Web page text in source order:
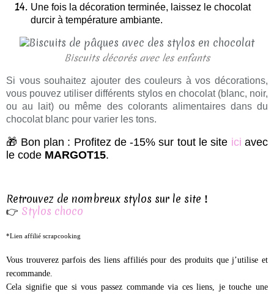
Une fois la décoration terminée, laissez le chocolat
durcir à température ambiante.
Biscuits décorés avec les enfants
Si vous souhaitez ajouter des couleurs à vos décorations,
vous pouvez utiliser différents stylos en chocolat (blanc, noir,
ou au lait) ou même des colorants alimentaires dans du
chocolat blanc pour varier les tons.
🎁 Bon plan : Profitez de -15% sur tout le site ici avec
le code MARGOT15.
Retrouvez de nombreux stylos sur le site !
👉 Stylos choco
*Lien affilié scrapcooking
Vous trouverez parfois des liens affiliés pour des produits que j’utilise et
recommande.
Cela signifie que si vous passez commande via ces liens, je touche une